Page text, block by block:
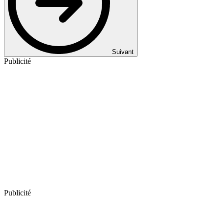
Suivant
Publicité
Publicité